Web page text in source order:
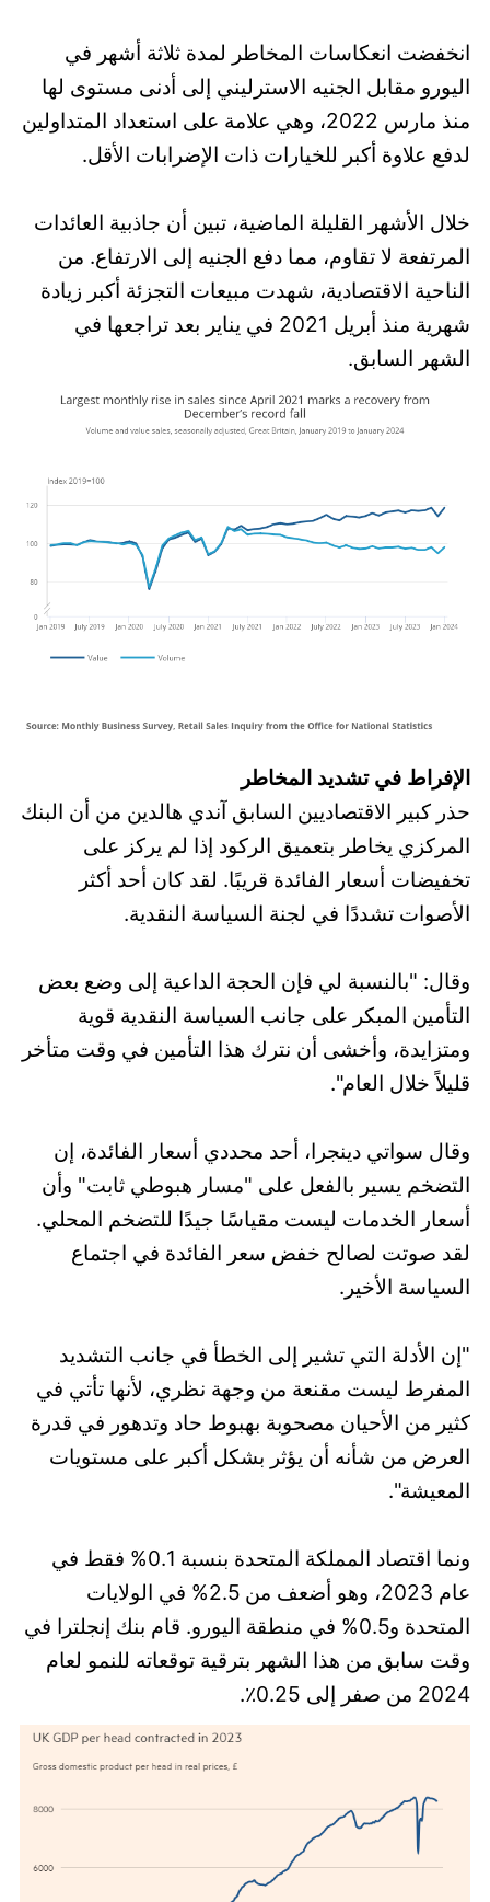
انخفضت انعكاسات المخاطر لمدة ثلاثة أشهر في
اليورو مقابل الجنيه الاسترليني إلى أدنى مستوى لها
منذ مارس 2022، وهي علامة على استعداد المتداولين
لدفع علاوة أكبر للخيارات ذات الإضرابات الأقل.
خلال الأشهر القليلة الماضية، تبين أن جاذبية العائدات
المرتفعة لا تقاوم، مما دفع الجنيه إلى الارتفاع. من
الناحية الاقتصادية، شهدت مبيعات التجزئة أكبر زيادة
شهرية منذ أبريل 2021 في يناير بعد تراجعها في
الشهر السابق.
الإفراط في تشديد المخاطر
حذر كبير الاقتصاديين السابق آندي هالدين من أن البنك
المركزي يخاطر بتعميق الركود إذا لم يركز على
تخفيضات أسعار الفائدة قريبًا. لقد كان أحد أكثر
الأصوات تشددًا في لجنة السياسة النقدية.
وقال: "بالنسبة لي فإن الحجة الداعية إلى وضع بعض
التأمين المبكر على جانب السياسة النقدية قوية
ومتزايدة، وأخشى أن نترك هذا التأمين في وقت متأخر
قليلاً خلال العام".
وقال سواتي دينجرا، أحد محددي أسعار الفائدة، إن
التضخم يسير بالفعل على "مسار هبوطي ثابت" وأن
أسعار الخدمات ليست مقياسًا جيدًا للتضخم المحلي.
لقد صوتت لصالح خفض سعر الفائدة في اجتماع
السياسة الأخير.
"إن الأدلة التي تشير إلى الخطأ في جانب التشديد
المفرط ليست مقنعة من وجهة نظري، لأنها تأتي في
كثير من الأحيان مصحوبة بهبوط حاد وتدهور في قدرة
العرض من شأنه أن يؤثر بشكل أكبر على مستويات
المعيشة".
ونما اقتصاد المملكة المتحدة بنسبة 0.1% فقط في
عام 2023، وهو أضعف من 2.5% في الولايات
المتحدة و0.5% في منطقة اليورو. قام بنك إنجلترا في
وقت سابق من هذا الشهر بترقية توقعاته للنمو لعام
2024 من صفر إلى 0.25٪.